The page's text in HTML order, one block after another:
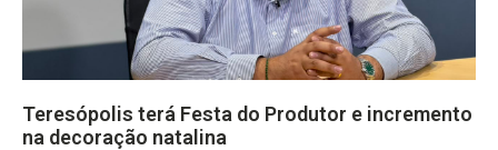
Teresópolis terá Festa do Produtor e incremento
na decoração natalina